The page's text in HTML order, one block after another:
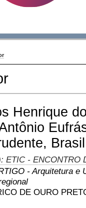
Henrique
Brasil
ETIC - ENCONTRO
- Arquitetura e
DE OURO